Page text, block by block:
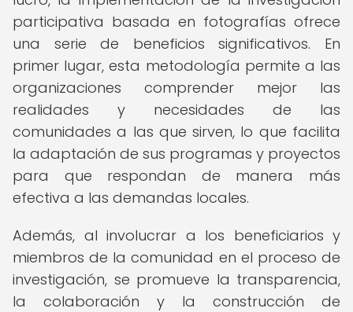
participativa basada en fotografías ofrece
una serie de beneficios significativos. En
primer lugar, esta metodología permite a las
organizaciones comprender mejor las
realidades y necesidades de las
comunidades a las que sirven, lo que facilita
la adaptación de sus programas y proyectos
para que respondan de manera más
efectiva a las demandas locales.
Además, al involucrar a los beneficiarios y
miembros de la comunidad en el proceso de
investigación, se promueve la transparencia,
la colaboración y la construcción de